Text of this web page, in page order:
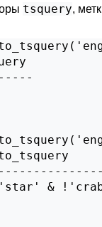
tsquery,
'star' &